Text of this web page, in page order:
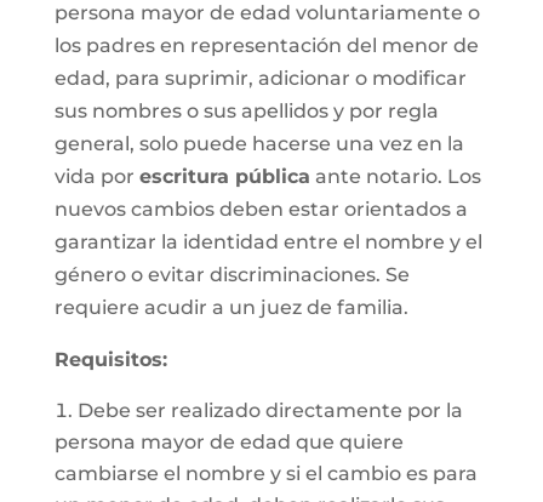
persona mayor de edad voluntariamente o
los padres en representación del menor de
edad, para suprimir, adicionar o modificar
sus nombres o sus apellidos y por regla
general, solo puede hacerse una vez en la
vida por escritura pública ante notario. Los
nuevos cambios deben estar orientados a
garantizar la identidad entre el nombre y el
género o evitar discriminaciones. Se
requiere acudir a un juez de familia.
Requisitos:
Debe ser realizado directamente por la
persona mayor de edad que quiere
cambiarse el nombre y si el cambio es para